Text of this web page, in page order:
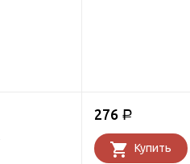
276 Р
Купить